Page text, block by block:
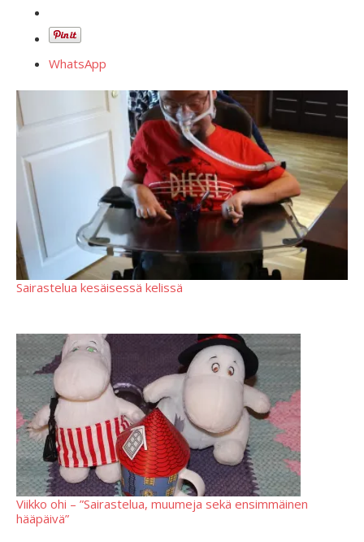
WhatsApp
Sairastelua kesäisessä kelissä
Viikko ohi – ”Sairastelua, muumeja sekä ensimmäinen
hääpäivä”